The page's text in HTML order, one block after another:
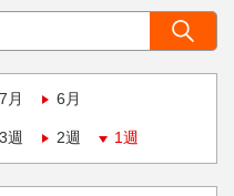
7月 6月
3週 2週 1週